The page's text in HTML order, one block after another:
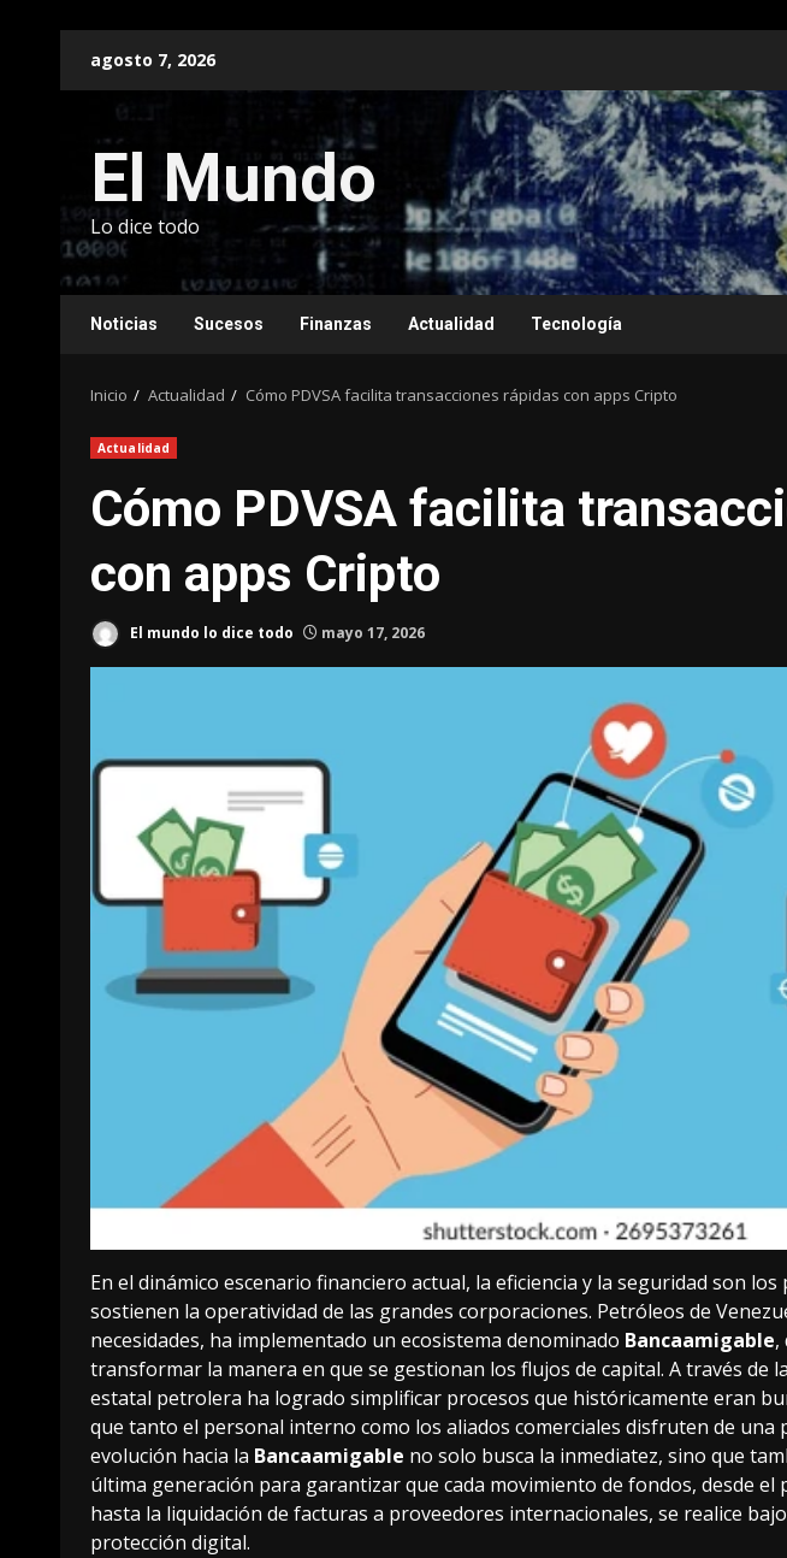
agosto 7, 2026
El Mundo
Lo dice todo
Noticias Sucesos Finanzas Actualidad Tecnología
Inicio Actualidad Cómo PDVSA facilita transacciones rápidas con apps Cripto
Actualidad
Cómo PDVSA facilita
con apps Cripto
El mundo lo dice todo mayo 17, 2026
En el dinámico escenario financiero actual, la eficiencia y la seguridad son
sostienen la operatividad de las grandes corporaciones. Petróleos de
necesidades, ha implementado un ecosistema denominado Bancaamigable,
transformar la manera en que se gestionan los flujos de capital. A través de
estatal petrolera ha logrado simplificar procesos que históricamente eran
que tanto el personal interno como los aliados comerciales disfruten de una
evolución hacia la Bancaamigable no solo busca la inmediatez, sino que
última generación para garantizar que cada movimiento de fondos, desde el
hasta la liquidación de facturas a proveedores internacionales, se realice
protección digital.